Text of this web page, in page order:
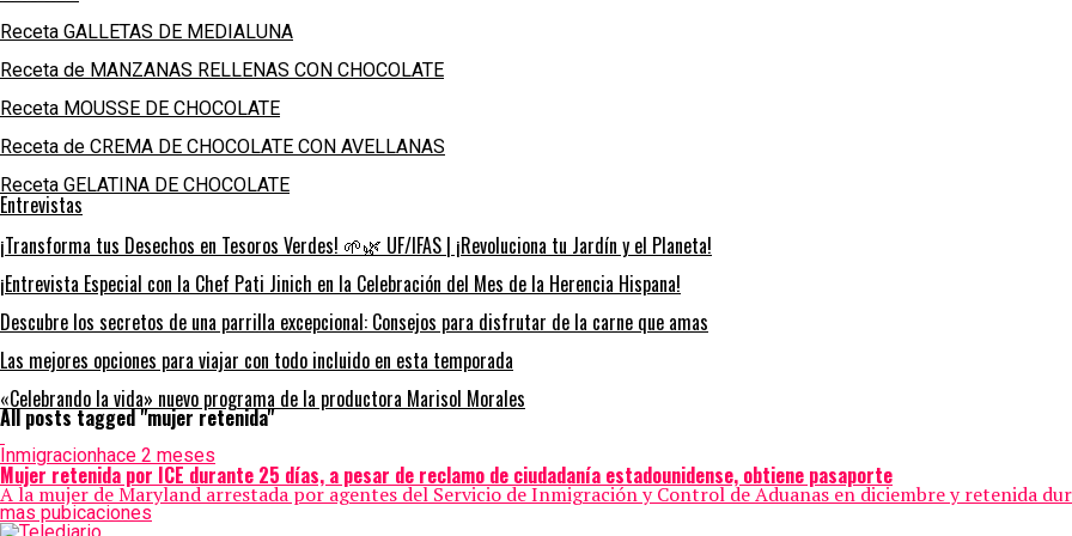
Receta GALLETAS DE MEDIALUNA
Receta de MANZANAS RELLENAS CON CHOCOLATE
Receta MOUSSE DE CHOCOLATE
Receta de CREMA DE CHOCOLATE CON AVELLANAS
Receta GELATINA DE CHOCOLATE
Entrevistas
¡Transforma tus Desechos en Tesoros Verdes! 🌱🌿 UF/IFAS | ¡Revoluciona tu Jardín y el Planeta!
¡Entrevista Especial con la Chef Pati Jinich en la Celebración del Mes de la Herencia Hispana!
Descubre los secretos de una parrilla excepcional: Consejos para disfrutar de la carne que amas
Las mejores opciones para viajar con todo incluido en esta temporada
«Celebrando la vida» nuevo programa de la productora Marisol Morales
All posts tagged "mujer retenida"
Inmigracionhace 2 meses
Mujer retenida por ICE durante 25 días, a pesar de reclamo de ciudadanía estadounidense, obtiene pasaporte
A la mujer de Maryland arrestada por agentes del Servicio de Inmigración y Control de Aduanas en diciembre y retenida
mas pubicaciones